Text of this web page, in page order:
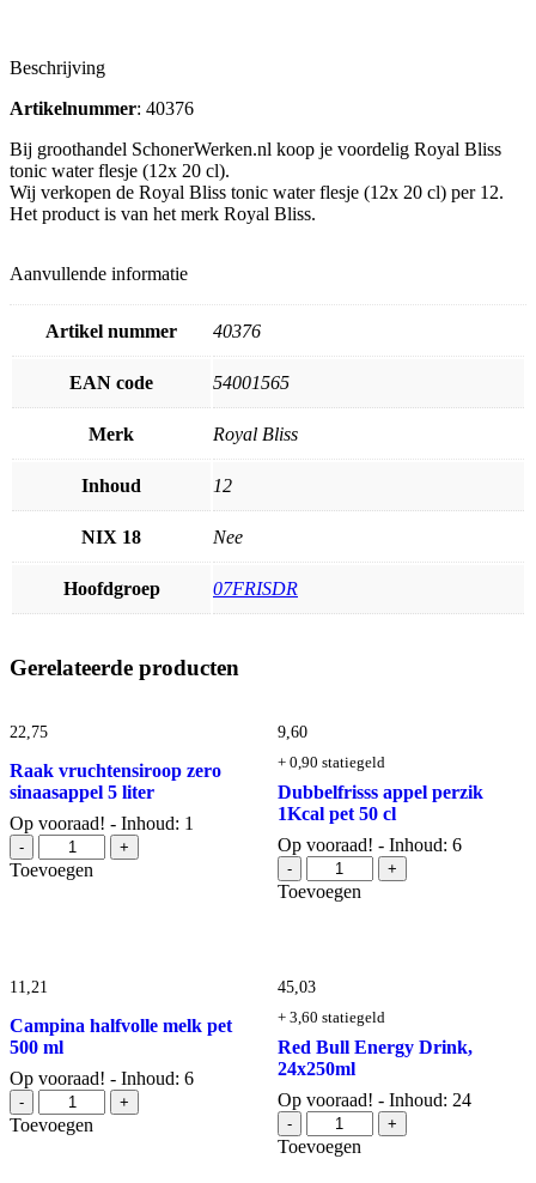
Beschrijving
Artikelnummer: 40376
Bij groothandel SchonerWerken.nl koop je voordelig Royal Bliss
tonic water flesje (12x 20 cl).
Wij verkopen de Royal Bliss tonic water flesje (12x 20 cl) per 12.
Het product is van het merk Royal Bliss.
Aanvullende informatie
Artikel nummer 40376
EAN code 54001565
Merk Royal Bliss
Inhoud 12
NIX 18 Nee
Hoofdgroep 07FRISDR
Gerelateerde producten
22, 75
Raak vruchtensiroop zero
sinaasappel 5 liter
Op vooraad! - Inhoud: 1
-
Raak
vruchtensiroop
zero
+
Toevoegen
9, 60
+ 0,90 statiegeld
Dubbelfrisss appel perzik
1Kcal pet 50 cl
Op vooraad! - Inhoud: 6
-
Dubbelfrisss
appel
perzik
cl
aantal
+
Toevoegen
11,21
Campina halfvolle melk pet
500 ml
Op vooraad! - Inhoud: 6
-
Campina
halfvolle
melk
+
Toevoegen
45,03
+ 3,60 statiegeld
Red Bull Energy Drink,
24x250ml
Op vooraad! - Inhoud: 24
-
Bull
Energy
+
Toevoegen